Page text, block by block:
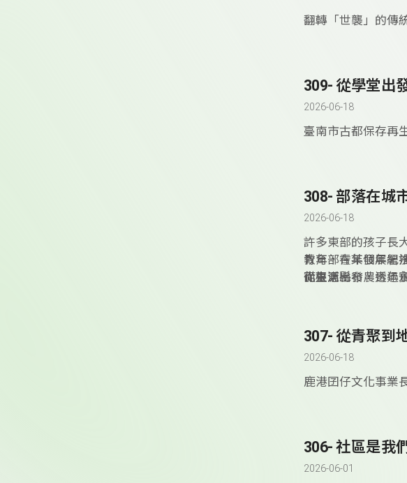
翻轉「世襲」的傳
309- 從學堂出
2026-06-18
臺南市古都保存再
308- 部落在城
2026-06-18
許多東部的孩子長
青年，在某個年紀
化根源。
教育部青年發展署
從生活出發，透過
而臺東縣布農青年
307- 從青聚到
2026-06-18
鹿港囝仔文化事業
結合的可能性。
地方生活的一種方
306- 社區是我
2026-06-01